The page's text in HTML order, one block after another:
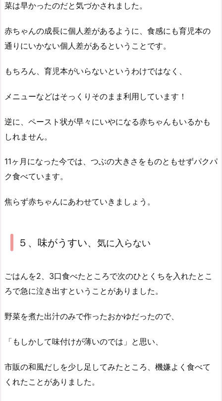
菜は早かったのだと気づかされました。
赤ちゃんの成長に個人差があるように、食感にも育児本の
通りにいかない個人差があるということです。
もちろん、育児本がいらないというわけではなく、
メニューなどはそっくりそのまま利用しています！
逆に、ペースト状が早々にいやになる赤ちゃんもいるかも
しれません。
11ヶ月になった今では、つぶの大きさをものともせずパクパ
ク食べています。
焦らず赤ちゃんにあわせていきましょう。
５、味がうすい、 気に入らない
ごはんを2、3口食べたところで次のひとくちを入れたとこ
ろで急に泣き出すということがありました。
野菜を煮た出汁のみで作ったおかゆだったので、
「もしかして味付けが薄いのでは」と思い、
市販の和風だしを少し足してみたところ、機嫌よく食べて
くれたことがありました。